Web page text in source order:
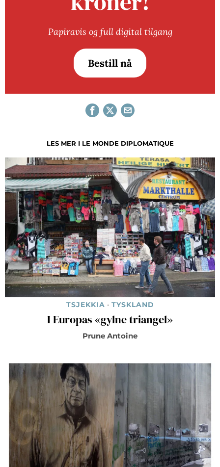
Papiravis og full digital tilgang
Bestill nå
LES MER I LE MONDE DIPLOMATIQUE
TSJEKKIA · TYSKLAND
I Europas «gylne triangel»
Prune Antoine